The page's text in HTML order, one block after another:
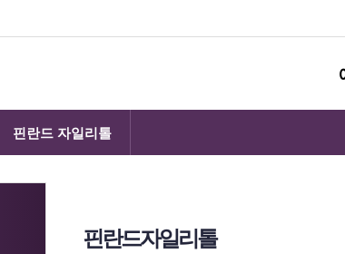
핀란드 자일리톨
핀란드자일리톨